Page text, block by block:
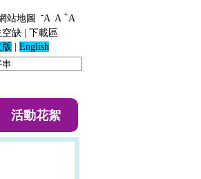
站地圖 -A A +A
空缺 | 下載區
English
活動花絮